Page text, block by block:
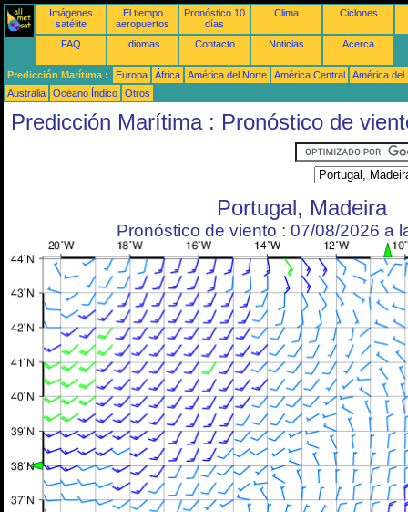
Imágenes
satélite
El tiempo
aeropuertos
Pronóstico 10
días
Clima Ciclones
FAQ Idiomas Contacto Noticias Acerca
Predicción Marítima : Europa África América del Norte América Central
América del
Australia
Océano Índico Otros
Predicción Marítima : Pronóstico de
Portugal, Madeira
Pronóstico de viento : 07/08/2026 a